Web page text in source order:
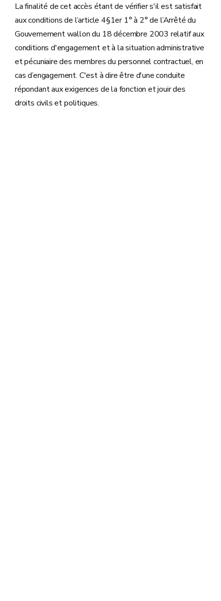
La finalité de cet accès étant de vérifier s'il est satisfait
aux conditions de l’article 4§1er 1° à 2° de l’Arrêté du
Gouvernement wallon du 18 décembre 2003 relatif aux
conditions d'engagement et à la situation administrative
et pécuniaire des membres du personnel contractuel, en
cas d’engagement. C'est à dire être d'une conduite
répondant aux exigences de la fonction et jouir des
droits civils et politiques.